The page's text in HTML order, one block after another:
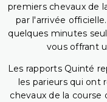
premiers chevaux de
par l'arrivée
quelques minutes
vous offrant
Les rapports Quinté
les parieurs qui ont
chevaux de la course